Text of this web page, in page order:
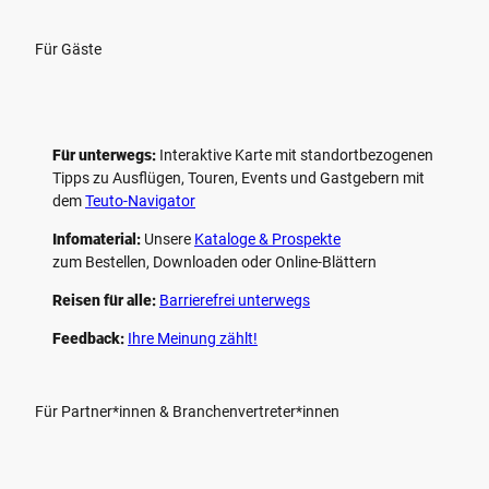
Für Gäste
Für unterwegs: Interaktive Karte mit standort­bezogenen
Tipps zu Ausflügen, Touren, Events und Gastgebern mit
demTeuto-Navigator
Infomaterial: Unsere Kataloge & Prospekte
zum Bestellen, Downloaden oder Online-Blättern
Reisen für alle: Barrierefrei unterwegs
Feedback: Ihre Meinung zählt!
Für Partner*innen & Branchenvertreter*innen